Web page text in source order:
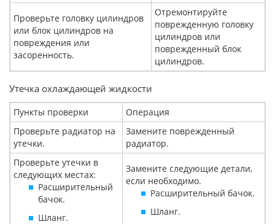
Проверьте головку цилиндров
или блок цилиндров на
повреждения или
засоренность.
Отремонтируйте
поврежденную головку
цилиндров или
поврежденный блок
цилиндров.
Утечка охлаждающей жидкости
Пункты проверки
Операция
Проверьте радиатор на
утечки.
Замените поврежденный
радиатор.
Проверьте утечки в
следующих местах:
Расширительный
бачок.
Шланг.
Замените следующие детали,
если необходимо.
Расширительный бачок.
Шланг.